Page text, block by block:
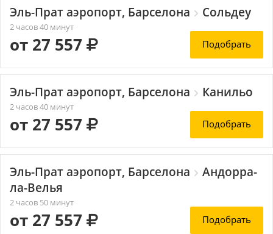
Эль-Прат аэропорт, Барселона Сольдеу
2 часов 40 минут
от 27 557 Подобрать
Эль-Прат аэропорт, Барселона Канильо
2 часов 40 минут
от 27 557 Подобрать
Эль-Прат аэропорт, Барселона
Андорра-
ла-Велья
2 часов 50 минут
от 27 557 Подобрать